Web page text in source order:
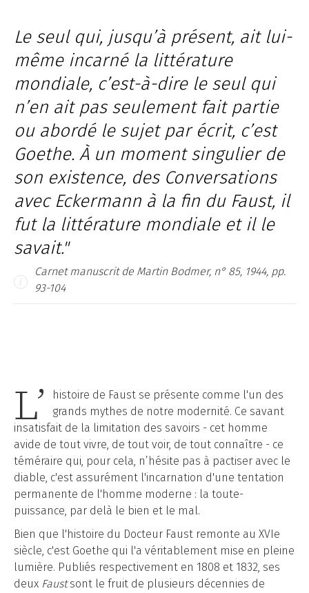
Le seul qui, jusqu’à présent, ait lui-
mêmeincarné la littérature
mondiale, c’est-à-dire le seul qui
n’en ait pas seulement fait partie
ou abordé le sujet par écrit, c’est
Goethe. À un moment singulier de
son existence, des Conversations
avec Eckermann à la fin du Faust, il
fut la littérature mondiale et il le
savait."
Carnet manuscrit de Martin Bodmer, n° 85, 1944, pp.
93-104
L’
histoire de Faust se présente comme l'un des
grands mythes de notre modernité. Ce savant
insatisfait de la limitation des savoirs - cet homme
avide de tout vivre, de tout voir, de tout connaître - ce
téméraire qui, pour cela, n’hésite pas à pactiser avec le
diable, c'est assurément l'incarnation d'une tentation
permanente de l'homme moderne : la toute-
puissance, par delà le bien et le mal.
Bien que l'histoire du Docteur Faust remonte au XVIe
siècle, c'est Goethe qui l'a véritablement mise en pleine
lumière. Publiés respectivement en 1808 et 1832, ses
deux Faustsont le fruit de plusieurs décennies de